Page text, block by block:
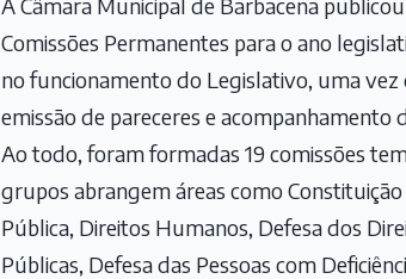
Comissões Permanentes para o ano
no funcionamento do Legislativo, uma vez
emissão de pareceres e acompanhamento
Ao todo, foram formadas 19 comissões
grupos abrangem áreas como
Pública, Direitos Humanos, Defesa dos
Públicas, Defesa das Pessoas com